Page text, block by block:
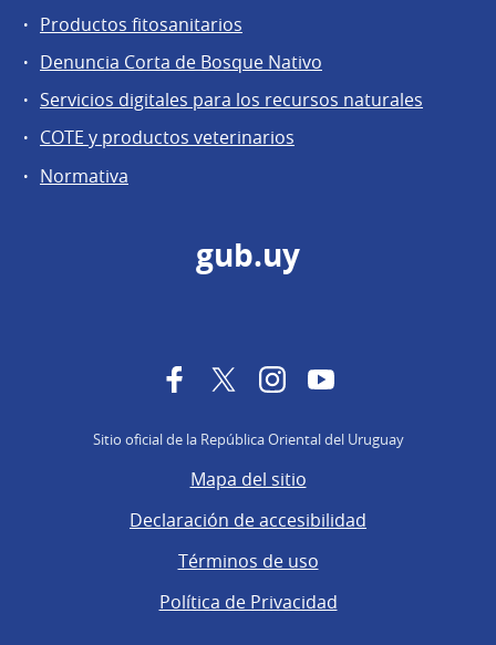
Productos fitosanitarios
Denuncia Corta de Bosque Nativo
Servicios digitales para los recursos naturales
COTE y productos veterinarios
Normativa
gub.uy
FacebookTwitterInstagramYouTube
Sitio oficial de la República Oriental del Uruguay
Mapa del sitio
Declaración de accesibilidad
Términos de uso
Política de Privacidad